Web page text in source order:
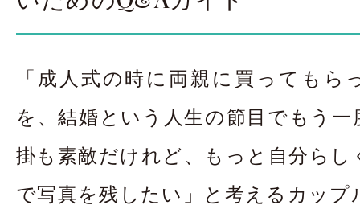
アクセス
「成人式の時に両親に買ってもら
を、結婚という人生の節目でもう一
掛も素敵だけれど、もっと自分らし
で写真を残したい」と考えるカップ